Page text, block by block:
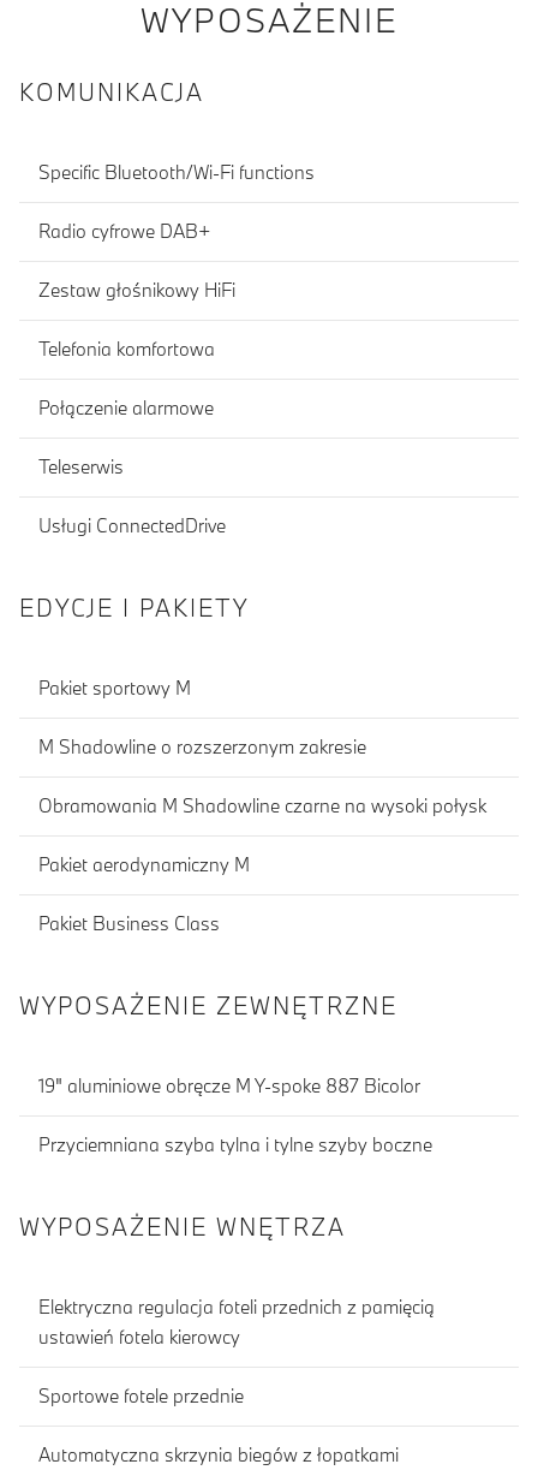
WYPOSAŻENIE
KOMUNIKACJA
Specific Bluetooth/Wi-Fi functions
Radio cyfrowe DAB+
Zestaw głośnikowy HiFi
Telefonia komfortowa
Połączenie alarmowe
Teleserwis
Usługi ConnectedDrive
EDYCJE I PAKIETY
Pakiet sportowy M
M Shadowline o rozszerzonym zakresie
Obramowania M Shadowline czarne na wysoki połysk
Pakiet aerodynamiczny M
Pakiet Business Class
WYPOSAŻENIE ZEWNĘTRZNE
19" aluminiowe obręcze M Y-spoke 887 Bicolor
Przyciemniana szyba tylna i tylne szyby boczne
WYPOSAŻENIE WNĘTRZA
Elektryczna regulacja foteli przednich z pamięcią
ustawień fotela kierowcy
Sportowe fotele przednie
Automatyczna skrzynia biegów z łopatkami